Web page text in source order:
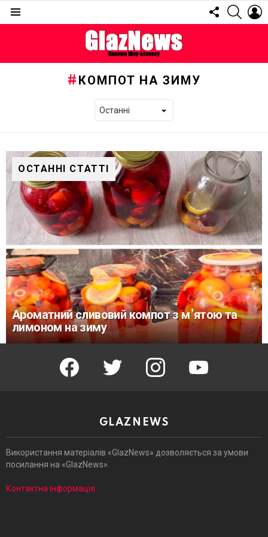
FOLLOW
US
КОМПОТ НА ЗИМУ
ОСТАННІ СТАТТІ
Ароматний сливовий компот з м’ятою та
лимоном на зиму
facebook twitter instagram youtube
GLAZNEWS
Використання матеріалів «GlazNews» дозволяється за умови
посилання на «GlazNews».
Контактна інформація